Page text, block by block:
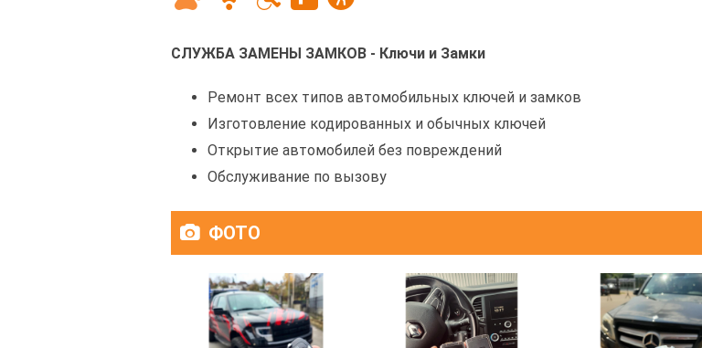
СЛУЖБА ЗАМЕНЫ ЗАМКОВ - Ключи и Замки
Ремонт всех типов автомобильных ключей и замков
Изготовление кодированных и обычных ключей
Открытие автомобилей без повреждений
Обслуживание по вызову
ФОТО